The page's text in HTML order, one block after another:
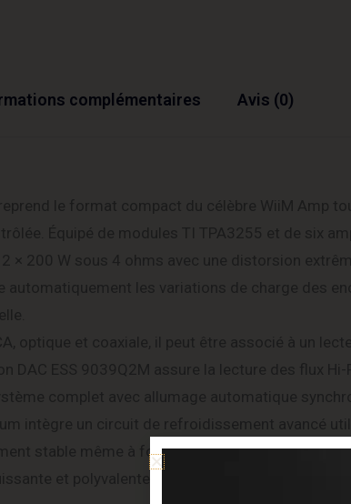
complémentaires Avis (0)
stable même à fort volume. Compact et